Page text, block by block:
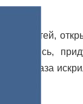
детей,
и глаза